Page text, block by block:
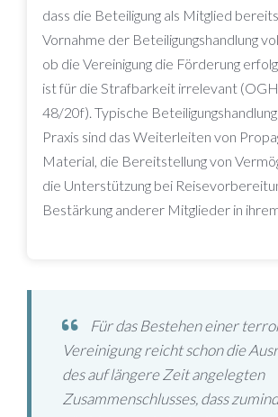
dass die Beteiligung als Mitglied
Vornahme der Beteiligungshandlung
ob die Vereinigung die Förderung
ist für die Strafbarkeit irrelevant
48/20f). Typische
Praxis sind das Weiterleiten von
Material, die Bereitstellung von
die Unterstützung bei
Bestärkung anderer Mitglieder in
Für das Bestehen einer
Vereinigung reicht schon die
des auf längere Zeit angelegten
Zusammenschlusses, dass